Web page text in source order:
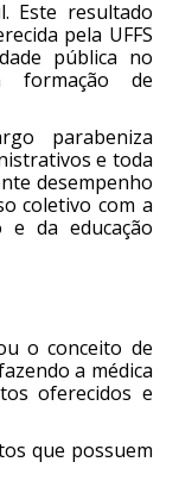
Este resultado
pela UFFS
pública no
formação de
parabeniza
e toda
desempenho
coletivo com a
e da educação
o conceito de
a médica
oferecidos e
que possuem